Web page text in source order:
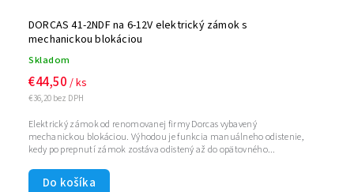
DORCAS 41-2NDF na 6-12V elektrický zámok s
mechanickou blokáciou
Skladom
€36,20 bez DPH
€44,50 / ks
Do košíka
Elektrický zámok od renomovanej firmy Dorcas vybavený
mechanickou blokáciou. Výhodou je funkcia manuálneho odistenie,
kedy po prepnutí zámok zostáva odistený až do opätovného...